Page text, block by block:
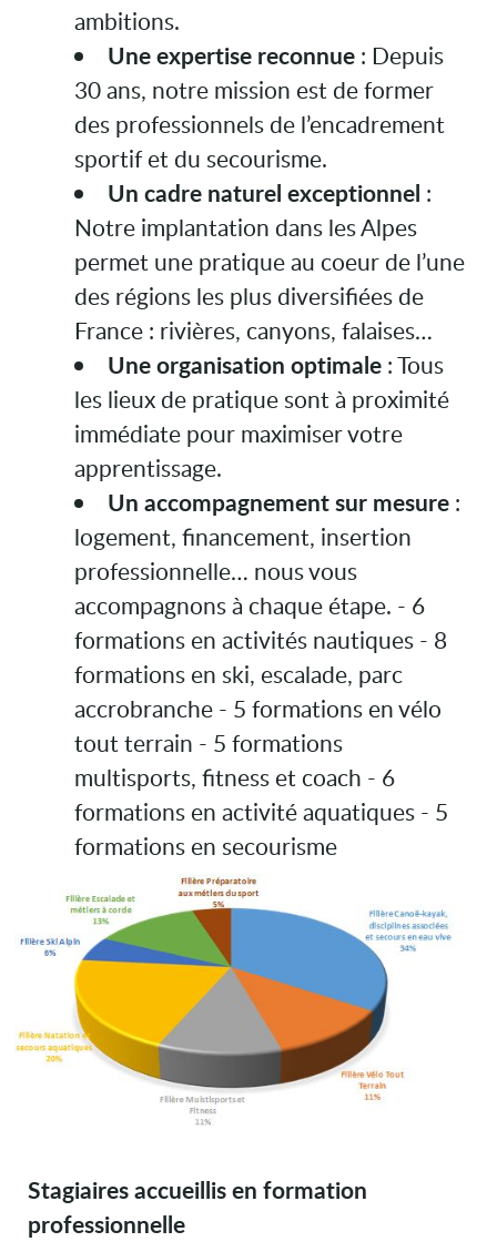
ambitions.
Une expertise reconnue : Depuis
30 ans, notre mission est de former
des professionnels de l’encadrement
sportif et du secourisme.
Un cadre naturel exceptionnel :
Notre implantation dans les Alpes
permet une pratique au coeur de l’une
des régions les plus diversifiées de
France : rivières, canyons, falaises…
Une organisation optimale : Tous
les lieux de pratique sont à proximité
immédiate pour maximiser votre
apprentissage.
Un accompagnement sur mesure :
logement, financement, insertion
professionnelle… nous vous
accompagnons à chaque étape. - 6
formations en activités nautiques - 8
formations en ski, escalade, parc
accrobranche - 5 formations en vélo
tout terrain - 5 formations
multisports, fitness et coach - 6
formations en activité aquatiques - 5
formations en secourisme
Stagiaires accueillis en formation
professionnelle